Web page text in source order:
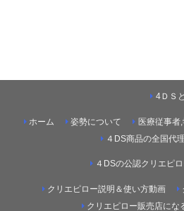
ホーム
4ＤＳ
姿勢について
医療従事者
４DS商品の全国代
４DSの公認クリエピ
クリエピロー説明＆使い方動画
クリエピロー販売店にな